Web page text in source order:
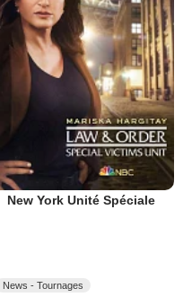
New York Unité Spéciale
News - Tournages